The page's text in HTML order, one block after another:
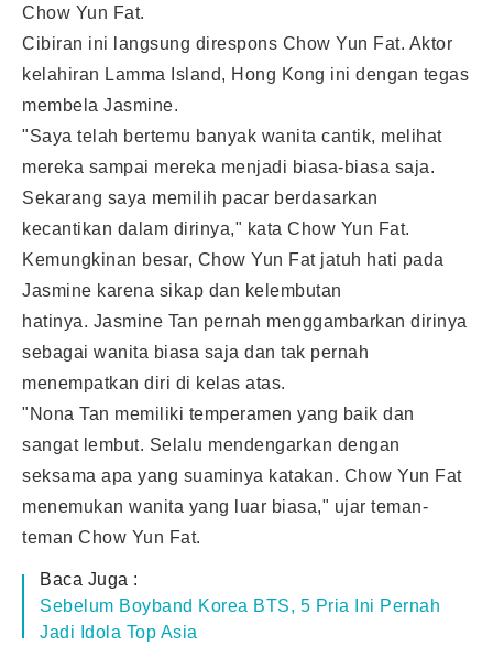
Chow Yun Fat.
Cibiran ini langsung direspons Chow Yun Fat. Aktor
kelahiran Lamma Island, Hong Kong ini dengan tegas
membela Jasmine.
"Saya telah bertemu banyak wanita cantik, melihat
mereka sampai mereka menjadi biasa-biasa saja.
Sekarang saya memilih pacar berdasarkan
kecantikan dalam dirinya," kata Chow Yun Fat.
Kemungkinan besar, Chow Yun Fat jatuh hati pada
Jasmine karena sikap dan kelembutan
hatinya. Jasmine Tan pernah menggambarkan dirinya
sebagai wanita biasa saja dan tak pernah
menempatkan diri di kelas atas.
"Nona Tan memiliki temperamen yang baik dan
sangat lembut. Selalu mendengarkan dengan
seksama apa yang suaminya katakan. Chow Yun Fat
menemukan wanita yang luar biasa," ujar teman-
teman Chow Yun Fat.
Baca Juga :
Sebelum Boyband Korea BTS, 5 Pria Ini Pernah
Jadi Idola Top Asia